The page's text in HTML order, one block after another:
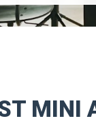
MINI